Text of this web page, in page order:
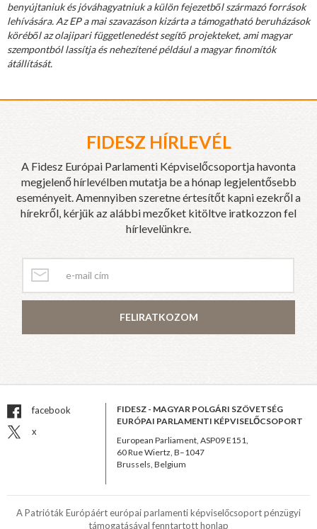
benyújtaniuk és jóváhagyatniuk a külön fejezetből származó források
lehívására. Az EP a mai szavazáson kizárta a támogatható beruházások
köréből az olajipari függetlenedést segítő projekteket, ami magyar
szempontból lassítja és nehezítené például a magyar finomítók
átállítását.
FIDESZ HÍRLEVÉL
A Fidesz Európai Parlamenti Képviselőcsoportja havonta
megjelenő hírlevélben mutatja be a hónap legjelentősebb
eseményeit. Amennyiben szeretne értesítőt kapni ezekről a
hírekről, kérjük az alábbi mezőket kitöltve iratkozzon fel
hírlevelünkre.
FELIRATKOZOM
facebook
x
FIDESZ - MAGYAR POLGÁRI SZÖVETSÉG
EURÓPAI PARLAMENTI KÉPVISELŐCSOPORT
European Parliament, ASP09 E151,
60 Rue Wiertz, B–1047
Brussels, Belgium
A Patrióták Európáért európai parlamenti képviselőcsoport pénzügyi
támogatásával fenntartott honlap